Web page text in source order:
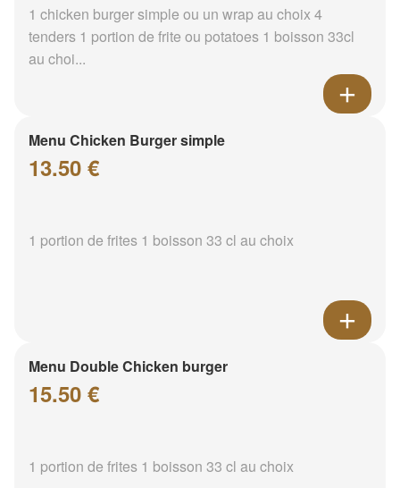
1 chicken burger simple ou un wrap au choix 4
tenders 1 portion de frite ou potatoes 1 boisson 33cl
au choi...
Menu Chicken Burger simple
13.50 €
1 portion de frites 1 boisson 33 cl au choix
Menu Double Chicken burger
15.50 €
1 portion de frites 1 boisson 33 cl au choix